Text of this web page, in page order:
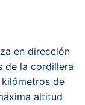
en dirección
de la cordillera
kilómetros de
altitud